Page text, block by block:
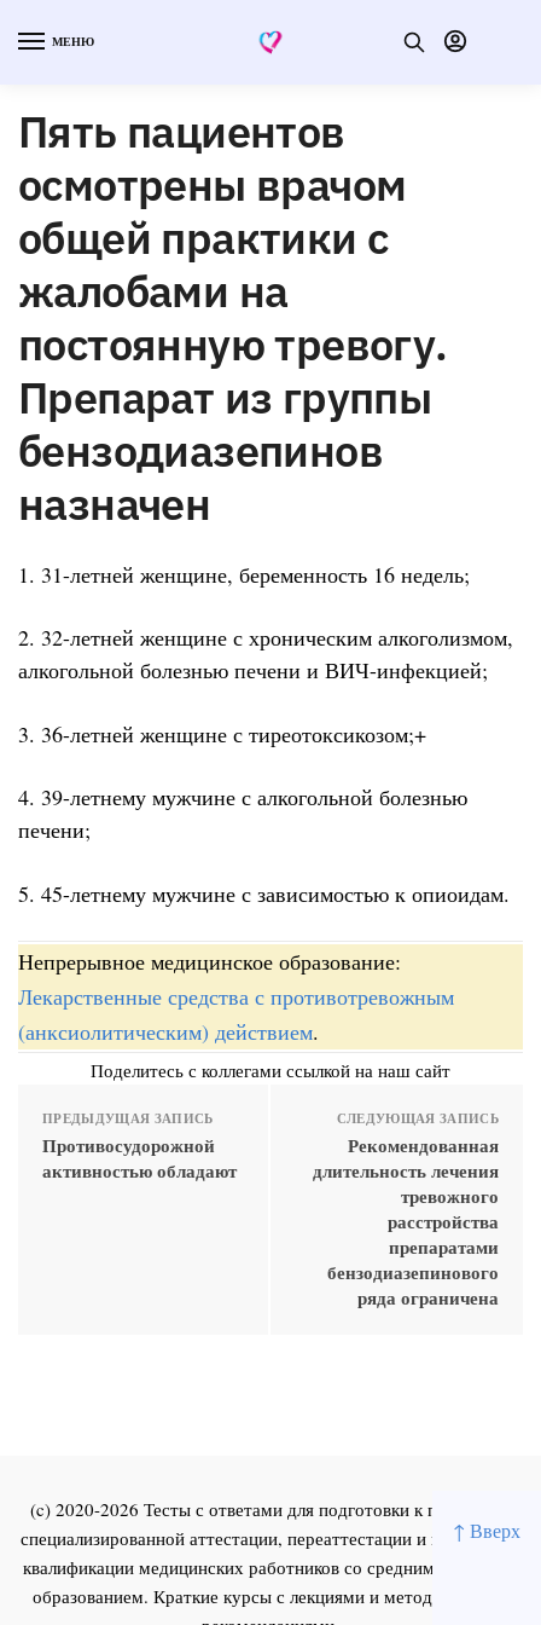
↑ Вверх
МЕНЮ
Пять пациентов
осмотрены врачом
общей практики с
жалобами на
постоянную тревогу.
Препарат из группы
бензодиазепинов
назначен
1. 31-летней женщине, беременность 16 недель;
2. 32-летней женщине с хроническим алкоголизмом,
алкогольной болезнью печени и ВИЧ-инфекцией;
3. 36-летней женщине с тиреотоксикозом;+
4. 39-летнему мужчине с алкогольной болезнью
печени;
5. 45-летнему мужчине с зависимостью к опиоидам.
Непрерывное медицинское образование:
Лекарственные средства с противотревожным
(анксиолитическим) действием.
Поделитесь с коллегами ссылкой на наш сайт
ПРЕДЫДУЩАЯ ЗАПИСЬ
Противосудорожной
активностью обладают
СЛЕДУЮЩАЯ ЗАПИСЬ
Рекомендованная
длительность лечения
тревожного
расстройства
препаратами
бензодиазепинового
ряда ограничена
(c) 2020-2026 Тесты с ответами для подготовки к первичной
специализированной аттестации, переаттестации и повышения
квалификации медицинских работников со средним и высшим
образованием. Краткие курсы с лекциями и методическими